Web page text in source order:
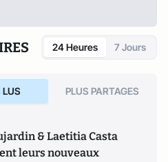
24 Heures 7 Jours
LUS PLUS PARTAGES
& Laetitia Casta
leurs nouveaux